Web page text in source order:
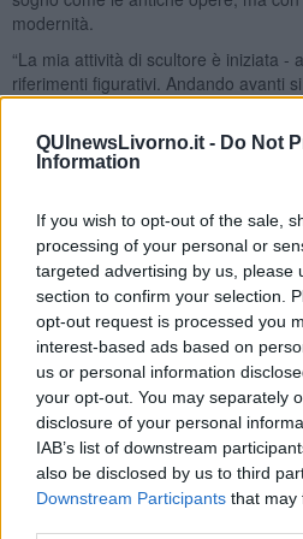
QUInewsLivorno.it - Do Not
Information
If you wish to opt-out of the sale,
processing of your personal or
targeted advertising by us, please
section to confirm your selection.
opt-out request is processed you
interest-based ads based on
us or personal information
your opt-out. You may separately
disclosure of your personal
IAB’s list of downstream
also be disclosed by us to third
Downstream Participants that may
modernità.
“La mia attività di scultore è iniziata -
riferimenti figurativi. Andando avanti
veste astratta a quei riferimenti,
trovato il modo di far emergere al
Le mie opere si sviluppano verso
A volte sembra di vedere un
raccontato da Kubrick, che racchiude
sguardo dell’arte può svelare. Si
fragilità di un’epoca, dove anche il
pietra, sembra essere sul punto di
primitiva e tornare a confondersi con
Riccardo Ferrucci
Se vuoi leggere le notizie principali